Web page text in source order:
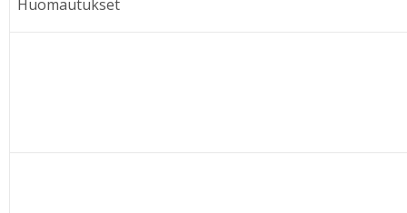
Huomautukset